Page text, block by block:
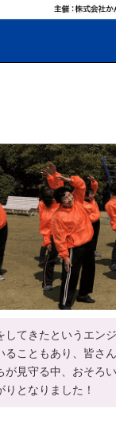
てきたというエン
こともあり、皆さ
見守る中、おそろ
となりました！